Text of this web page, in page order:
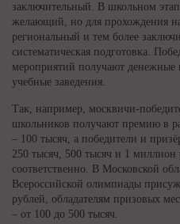
заключительный. В школьном
желающий, но для прохождения
региональный и тем более
систематическая подготовка.
мероприятий получают денежные
учебные заведения.
Так, например, москвичи-
школьников получают премию в
– 100 тысяч, а победители и
250 тысяч, 500 тысяч и 1 миллион
соответственно. В Московской
Всероссийской олимпиады
рублей, обладателям призовых
– от 100 до 500 тысяч.